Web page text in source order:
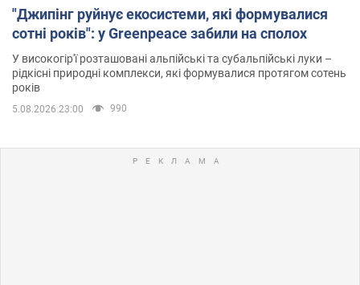
"Джипінг руйнує екосистеми, які формувалися
сотні років": у Greenpeace забили на сполох
У високогір'ї розташовані альпійські та субальпійські луки –
рідкісні природні комплекси, які формувалися протягом сотень
років
5.08.2026 23:00 990